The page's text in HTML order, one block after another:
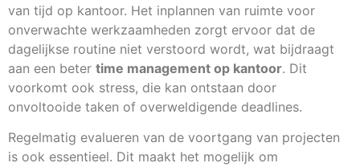
van tijd op kantoor. Het inplannen van ruimte voor
onverwachte werkzaamheden zorgt ervoor dat de
dagelijkse routine niet verstoord wordt, wat bijdraagt
aan een beter time management op kantoor. Dit
voorkomt ook stress, die kan ontstaan door
onvoltooide taken of overweldigende deadlines.
Regelmatig evalueren van de voortgang van projecten
is ook essentieel. Dit maakt het mogelijk om